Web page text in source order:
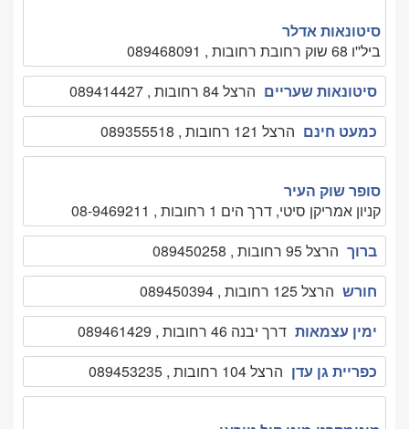
סיטונאות אדלר
ביל''ו 68 שוק רחובת רחובות , 089468091
סיטונאות שעריים הרצל 84 רחובות , 089414427
כמעט חינם הרצל 121 רחובות , 089355518
סופר שוק העיר
קניון אמריקן סיטי, דרך הים 1 רחובות , 08-9469211
ברוך הרצל 95 רחובות , 089450258
חורש הרצל 125 רחובות , 089450394
ימין עצמאות דרך יבנה 46 רחובות , 089461429
כפריית גן עדן הרצל 104 רחובות , 089453235